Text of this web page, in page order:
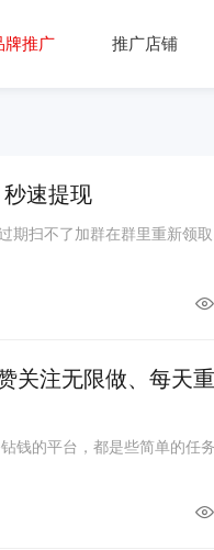
牌推广 推广店铺
速提现
期扫不了加群在群里重新领取
关注无限做、每天
钱的平台，都是些简单的任